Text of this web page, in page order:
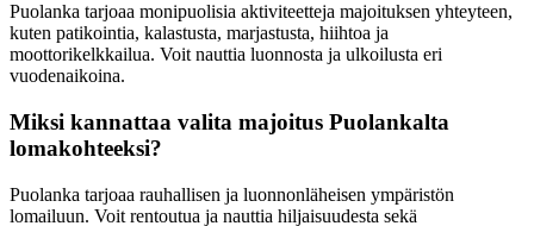
Puolanka tarjoaa monipuolisia aktiviteetteja majoituksen yhteyteen,
kuten patikointia, kalastusta, marjastusta, hiihtoa ja
moottorikelkkailua. Voit nauttia luonnosta ja ulkoilusta eri
vuodenaikoina.
Miksi kannattaa valita majoitus Puolankalta
lomakohteeksi?
Puolanka tarjoaa rauhallisen ja luonnonläheisen ympäristön
lomailuun. Voit rentoutua ja nauttia hiljaisuudesta sekä